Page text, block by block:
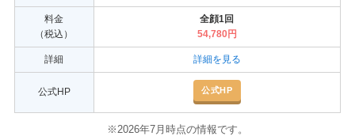
料金
（税込）
全顔1回
54,780円
詳細 詳細を見る
公式HP 公式HP
※2026年7月時点の情報です。